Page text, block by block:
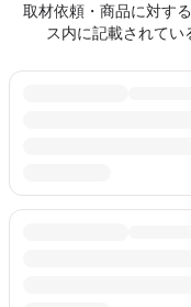
取材依頼・商品に対す
ス内に記載されてい